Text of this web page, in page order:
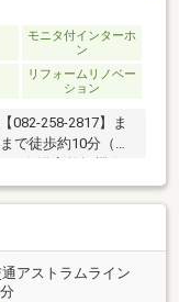
モニタ付インターホ
ン
リフォームリノベー
ション
082-258-2817】ま
で徒歩約10分（約
ー付洗面化粧台☆
Ｖモニタ付インタ
ング
アストラムライン